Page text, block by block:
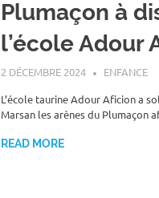
Plumaçon à
l’école Adour
2 DÉCEMBRE 2024 ROGER
ENFANCE
L’école taurine Adour Aficion a
Marsan les arènes du Plumaçon
READ MORE